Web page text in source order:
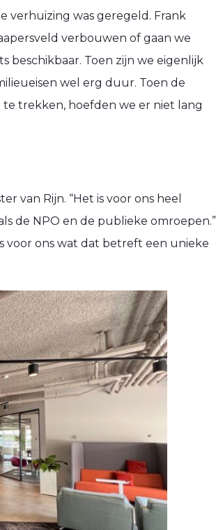
verhuizing was geregeld. Frank
verbouwen of gaan we
beschikbaar. Toen zijn we eigenlijk
wel erg duur. Toen de
trekken, hoefden we er niet lang
van Rijn. “Het is voor ons heel
de NPO en de publieke omroepen.”
voor ons wat dat betreft een unieke